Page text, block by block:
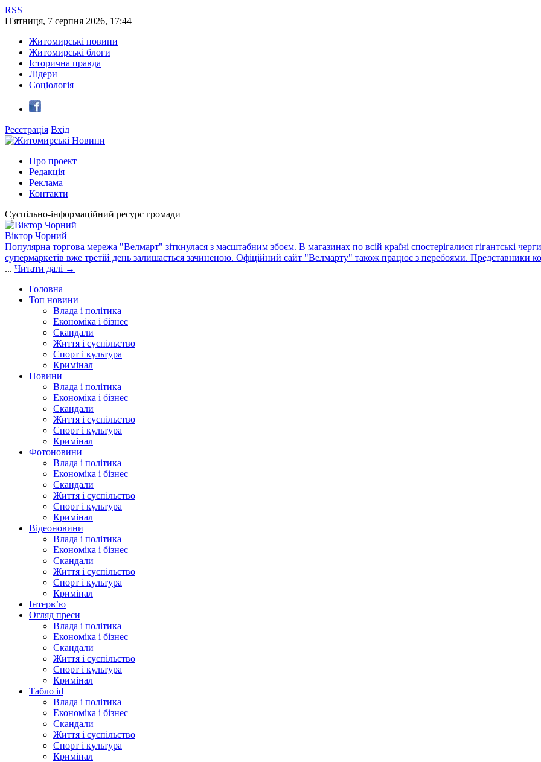
RSS
П'ятниця, 7 серпня 2026, 17:44
Житомирські новини
Житомирські блоги
Історична правда
Лідери
Соціологія
Реєстрація Вхід
Про проект
Редакція
Реклама
Контакти
Суспільно-інформаційний ресурс громади
Віктор Чорний
Популярна торгова мережа "Велмарт" зіткнулася з масштабним збоєм. В магазинах по всій країні спостерігалися гігантські
супермаркетів вже третій день залишається зачиненою. Офіційний сайт "Велмарту" також працює з перебоями. Представники
... Читати далі →
Головна
Топ новини
Влада і політика
Економіка і бізнес
Скандали
Життя і суспільство
Спорт і культура
Кримінал
Новини
Влада і політика
Економіка і бізнес
Скандали
Життя і суспільство
Спорт і культура
Кримінал
Фотоновини
Влада і політика
Економіка і бізнес
Скандали
Життя і суспільство
Спорт і культура
Кримінал
Відеоновини
Влада і політика
Економіка і бізнес
Скандали
Життя і суспільство
Спорт і культура
Кримінал
Інтерв’ю
Огляд преси
Влада і політика
Економіка і бізнес
Скандали
Життя і суспільство
Спорт і культура
Кримінал
Табло id
Влада і політика
Економіка і бізнес
Скандали
Життя і суспільство
Спорт і культура
Кримінал